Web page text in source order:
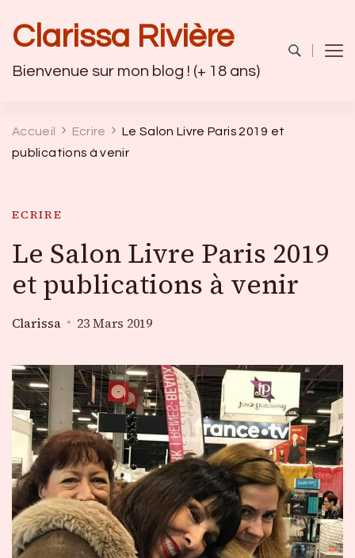
Clarissa Rivière
Bienvenue sur mon blog ! (+ 18 ans)
Accueil Ecrire
Le Salon Livre Paris 2019 et
publications à venir
ECRIRE
Le Salon Livre Paris 2019
et publications à venir
Clarissa 23 Mars 2019